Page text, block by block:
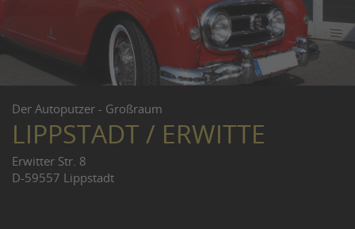
Der Autoputzer - Großraum
LIPPSTADT / ERWITTE
Erwitter Str. 8
D-59557 Lippstadt